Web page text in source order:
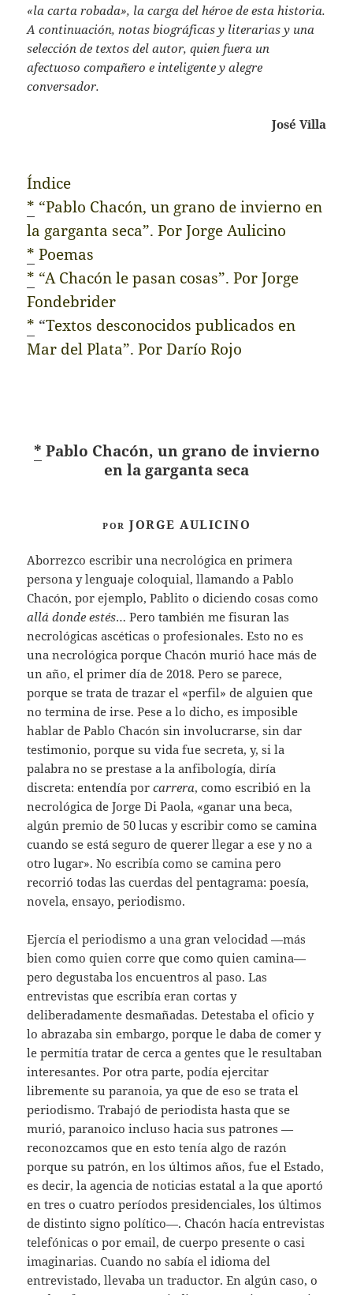
«la carta robada», la carga del héroe de esta historia.
A continuación, notas biográficas y literarias y una
selección de textos del autor, quien fuera un
afectuoso compañero e inteligente y alegre
conversador.
José Villa
Índice
* “Pablo Chacón, un grano de invierno en
la garganta seca”. Por Jorge Aulicino
* Poemas
* “A Chacón le pasan cosas”. Por Jorge
Fondebrider
* “Textos desconocidos publicados en
Mar del Plata”. Por Darío Rojo
* Pablo Chacón, un grano de invierno
en la garganta seca
POR JORGE AULICINO
Aborrezco escribir una necrológica en primera
persona y lenguaje coloquial, llamando a Pablo
Chacón, por ejemplo, Pablito o diciendo cosas como
allá donde estés… Pero también me fisuran las
necrológicas ascéticas o profesionales. Esto no es
una necrológica porque Chacón murió hace más de
un año, el primer día de 2018. Pero se parece,
porque se trata de trazar el «perfil» de alguien que
no termina de irse. Pese a lo dicho, es imposible
hablar de Pablo Chacón sin involucrarse, sin dar
testimonio, porque su vida fue secreta, y, si la
palabra no se prestase a la anfibología, diría
discreta: entendía porcarrera, como escribió en la
necrológica de Jorge Di Paola, «ganar una beca,
algún premio de 50 lucas y escribir como se camina
cuando se está seguro de querer llegar a ese y no a
otro lugar». No escribía como se camina pero
recorrió todas las cuerdas del pentagrama: poesía,
novela, ensayo, periodismo.
Ejercía el periodismo a una gran velocidad —más
bien como quien corre que como quien camina—
pero degustaba los encuentros al paso. Las
entrevistas que escribía eran cortas y
deliberadamente desmañadas. Detestaba el oficio y
lo abrazaba sin embargo, porque le daba de comer y
le permitía tratar de cerca a gentes que le resultaban
interesantes. Por otra parte, podía ejercitar
libremente su paranoia, ya que de eso se trata el
periodismo. Trabajó de periodista hasta que se
murió, paranoico incluso hacia sus patrones —
reconozcamos que en esto tenía algo de razón
porque su patrón, en los últimos años, fue el Estado,
es decir, la agencia de noticias estatal a la que aportó
en tres o cuatro períodos presidenciales, los últimos
de distinto signo político—. Chacón hacía entrevistas
telefónicas o por email, de cuerpo presente o casi
imaginarias. Cuando no sabía el idioma del
entrevistado, llevaba un traductor. En algún caso, o